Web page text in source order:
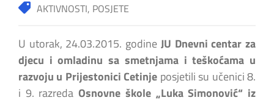
AKTIVNOSTI, POSJETE
U utorak, 24.03.2015. godine JU Dnevni centar za
djecu i omladinu sa smetnjama i teškoćama u
razvoju u Prijestonici Cetinje posjetili su učenici 8.
i 9. razredaOsnovne škole „Luka Simonović“ iz